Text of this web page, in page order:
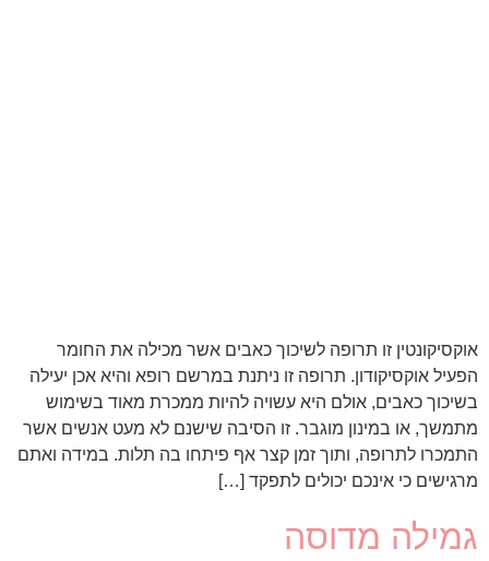
אוקסיקונטין זו תרופה לשיכוך כאבים אשר מכילה את החומר
הפעיל אוקסיקודון. תרופה זו ניתנת במרשם רופא והיא אכן יעילה
בשיכוך כאבים, אולם היא עשויה להיות ממכרת מאוד בשימוש
מתמשך, או במינון מוגבר. זו הסיבה שישנם לא מעט אנשים אשר
התמכרו לתרופה, ותוך זמן קצר אף פיתחו בה תלות. במידה ואתם
מרגישים כי אינכם יכולים לתפקד […]
גמילה מדוסה